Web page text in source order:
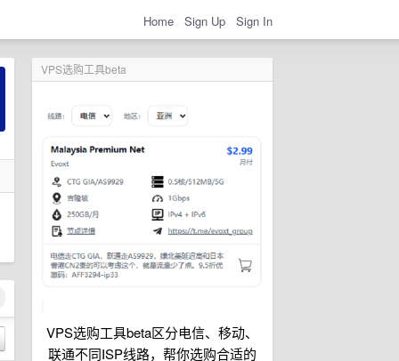
Home Sign Up Sign In
VPS选购工具beta
VPS选购工具beta区分电信、移动、
联通不同ISP线路，帮你选购合适的